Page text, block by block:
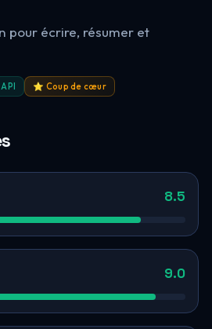
pour écrire, résumer et
API ⭐ Coup de cœur
8.5
9.0